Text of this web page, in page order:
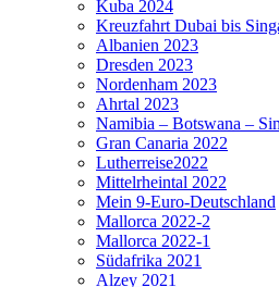
Kuba 2024
Kreuzfahrt Dubai bis
Albanien 2023
Dresden 2023
Nordenham 2023
Ahrtal 2023
Namibia – Botswana –
Gran Canaria 2022
Lutherreise2022
Mittelrheintal 2022
Mein 9-Euro-Deutschland
Mallorca 2022-2
Mallorca 2022-1
Südafrika 2021
Alzey 2021